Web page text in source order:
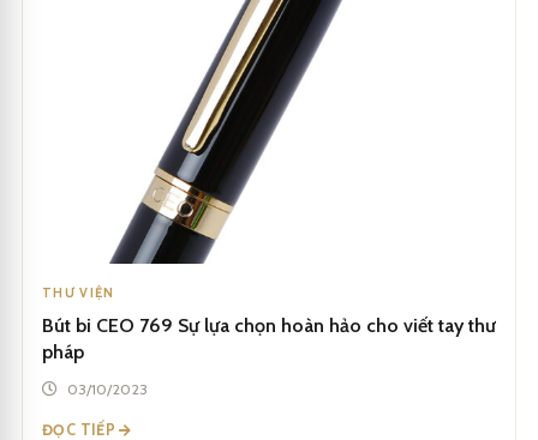
THƯ VIỆN
Bút bi CEO 769 Sự lựa chọn hoàn hảo cho viết tay thư
pháp
03/10/2023
ĐỌC TIẾP